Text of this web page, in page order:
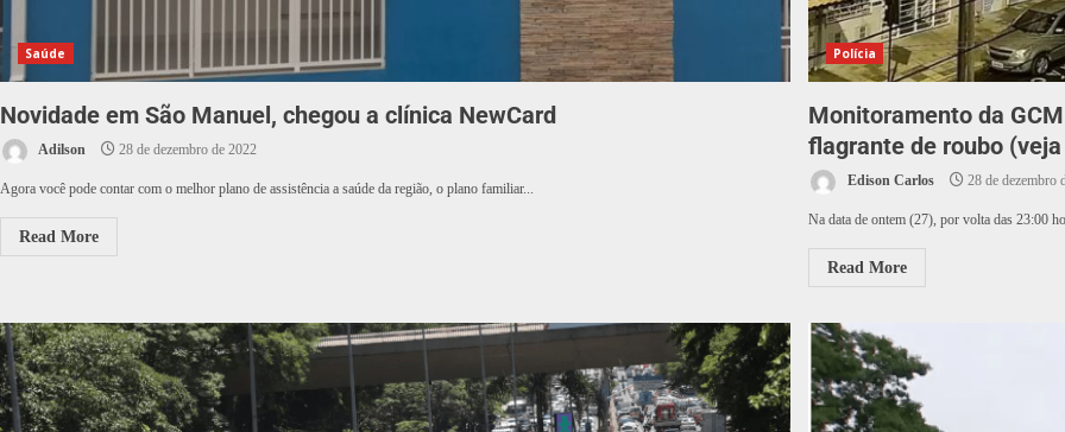
Saúde
Novidade em São Manuel, chegou a clínica NewCard
Adilson 28 de dezembro de 2022
Agora você pode contar com o melhor plano de assistência a saúde da região, o plano familiar...
Read More
Polícia
Monitoramento da
flagrante de roubo
Edison Carlos 28 de dezembro
Na data de ontem (27), por volta das 23:00
Read More